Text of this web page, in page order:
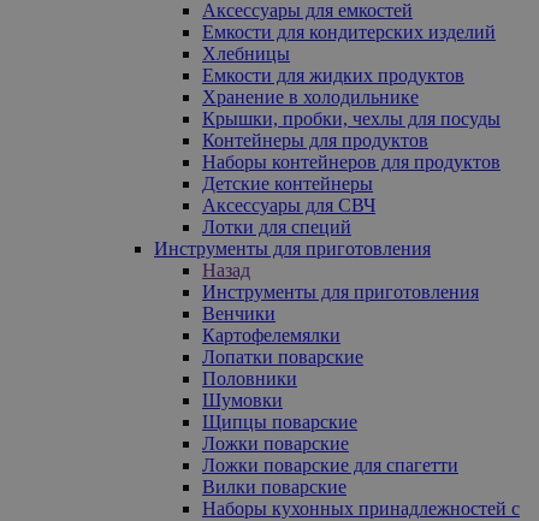
Аксессуары для емкостей
Емкости для кондитерских изделий
Хлебницы
Емкости для жидких продуктов
Хранение в холодильнике
Крышки, пробки, чехлы для посуды
Контейнеры для продуктов
Наборы контейнеров для продуктов
Детские контейнеры
Аксессуары для СВЧ
Лотки для специй
Инструменты для приготовления
Назад
Инструменты для приготовления
Венчики
Картофелемялки
Лопатки поварские
Половники
Шумовки
Щипцы поварские
Ложки поварские
Ложки поварские для спагетти
Вилки поварские
Наборы кухонных принадлежностей с